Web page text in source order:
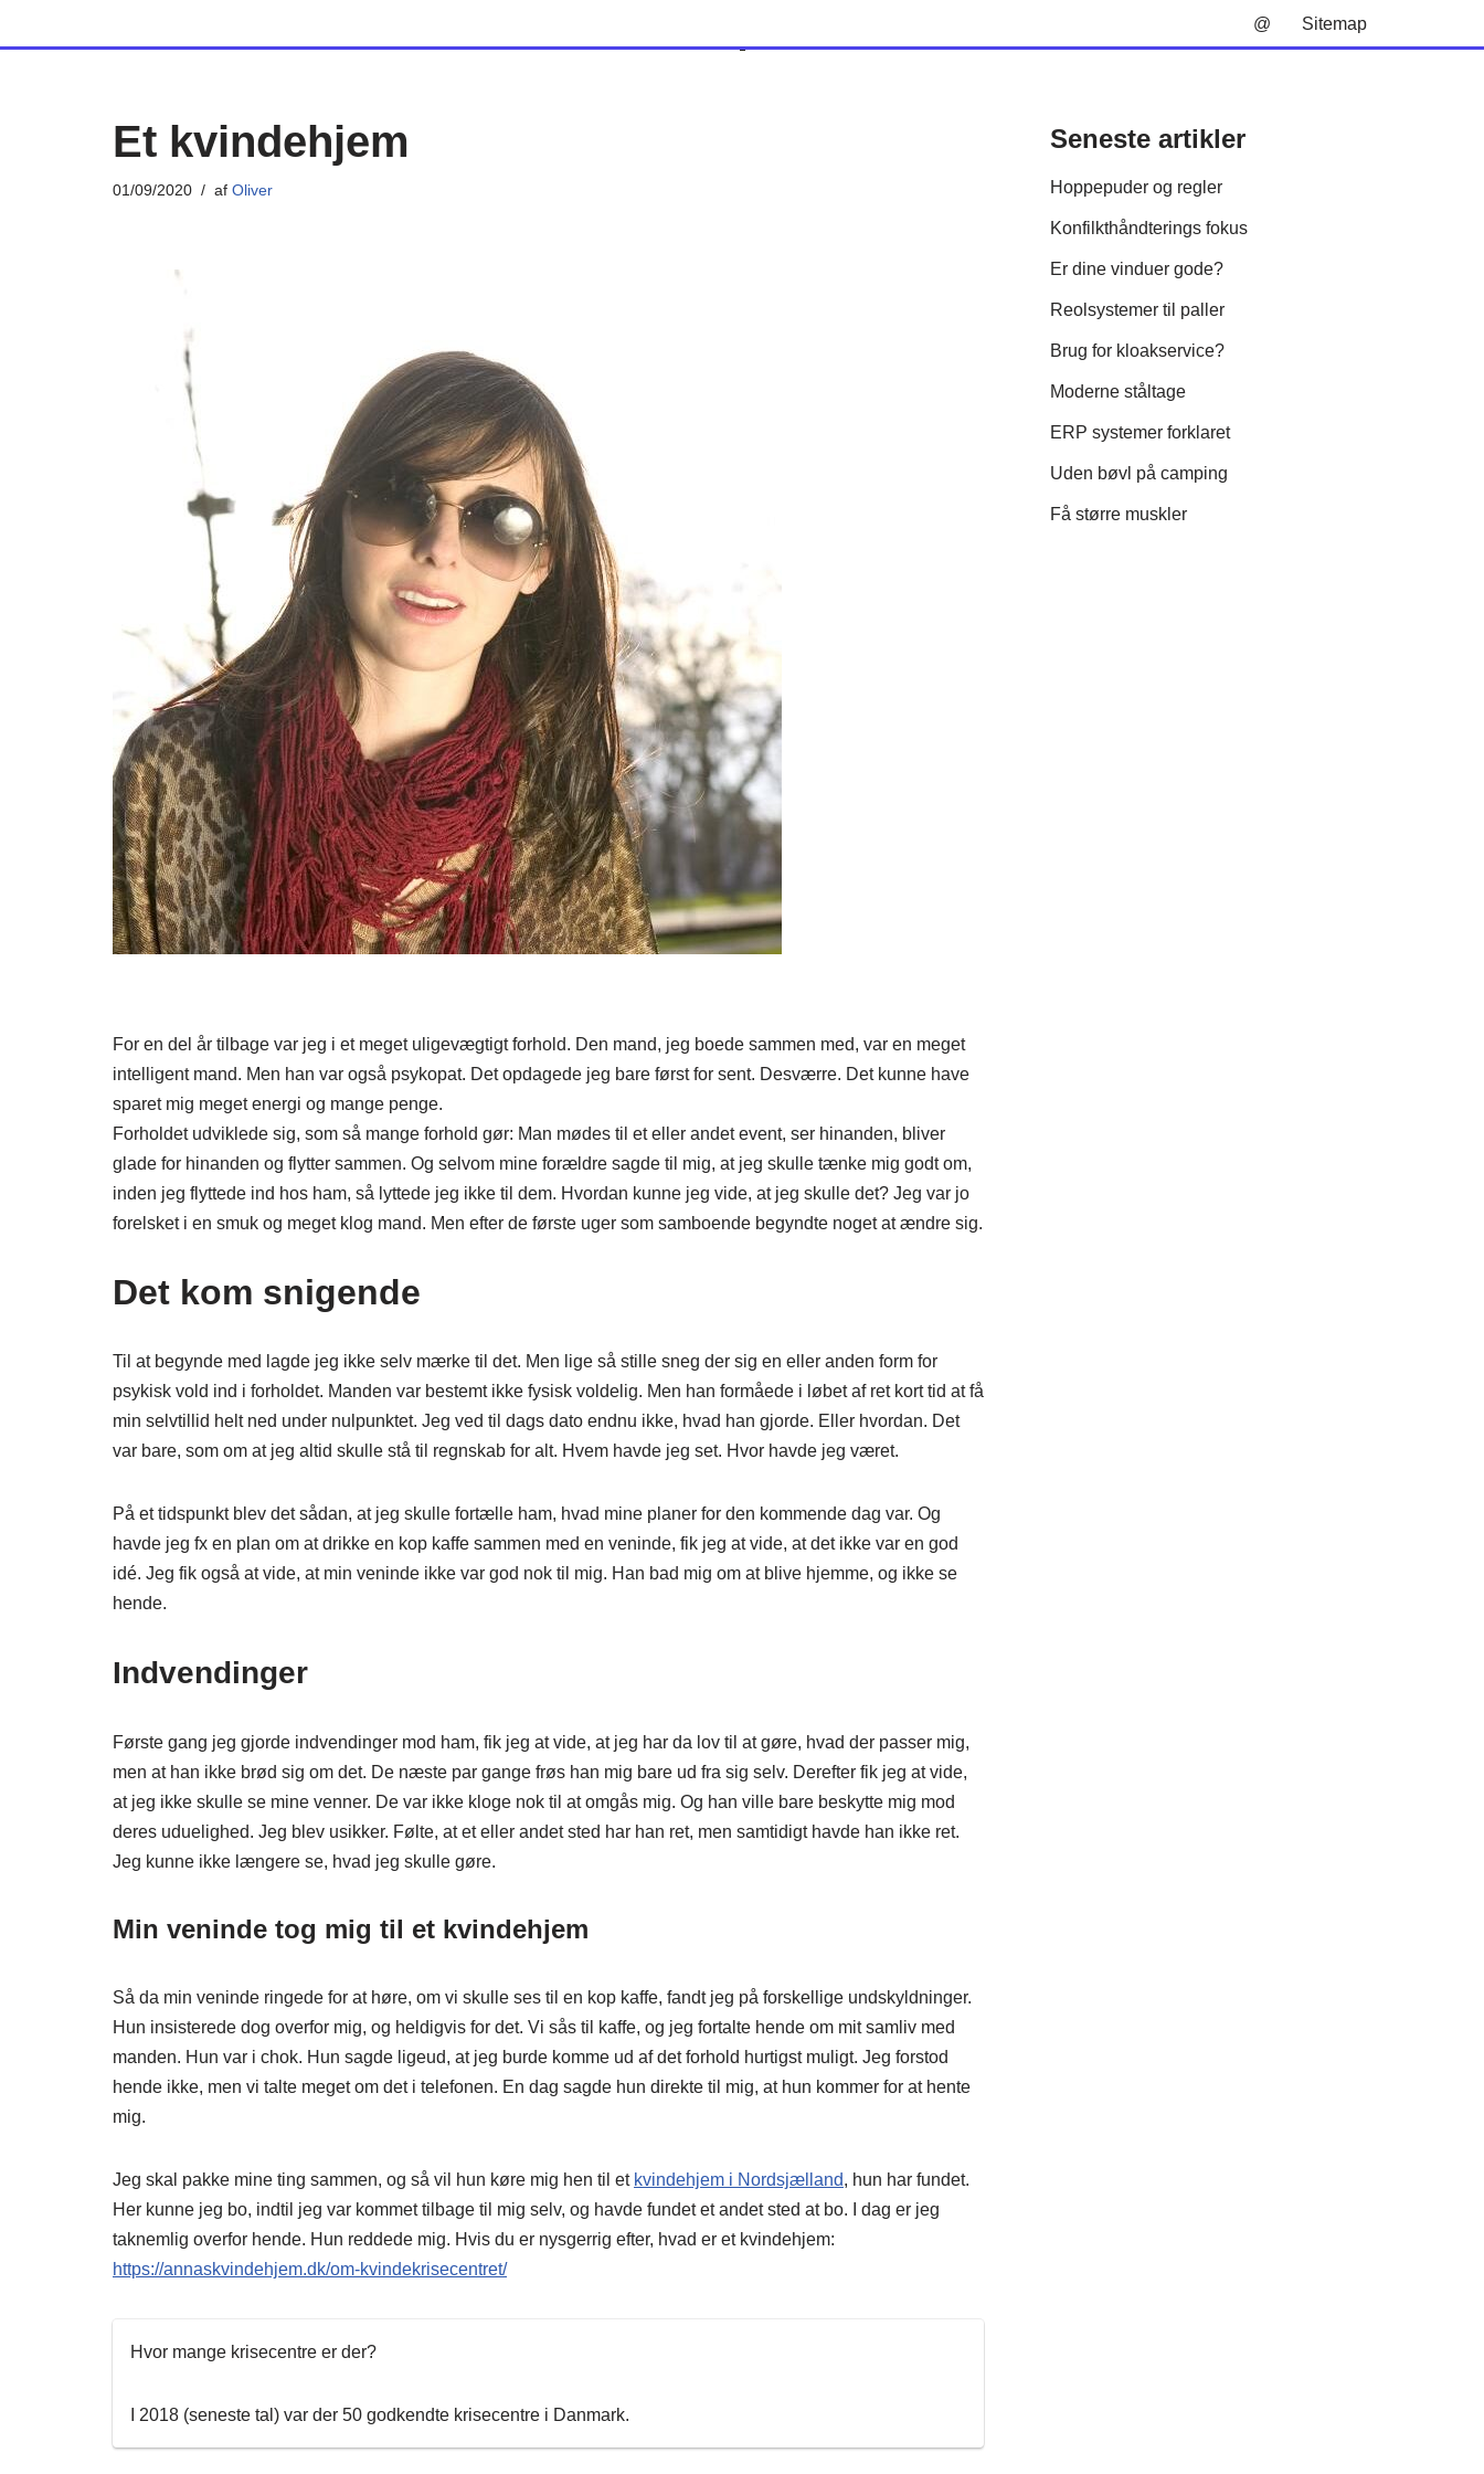
@ Sitemap
Et kvindehjem
01/09/2020 af Oliver
For en del år tilbage var jeg i et meget uligevægtigt forhold. Den mand, jeg boede sammen med, var en meget
intelligent mand. Men han var også psykopat. Det opdagede jeg bare først for sent. Desværre. Det kunne have
sparet mig meget energi og mange penge.
Forholdet udviklede sig, som så mange forhold gør: Man mødes til et eller andet event, ser hinanden, bliver
glade for hinanden og flytter sammen. Og selvom mine forældre sagde til mig, at jeg skulle tænke mig godt om,
inden jeg flyttede ind hos ham, så lyttede jeg ikke til dem. Hvordan kunne jeg vide, at jeg skulle det? Jeg var jo
forelsket i en smuk og meget klog mand. Men efter de første uger som samboende begyndte noget at ændre sig.
Det kom snigende
Til at begynde med lagde jeg ikke selv mærke til det. Men lige så stille sneg der sig en eller anden form for
psykisk vold ind i forholdet. Manden var bestemt ikke fysisk voldelig. Men han formåede i løbet af ret kort tid at få
min selvtillid helt ned under nulpunktet. Jeg ved til dags dato endnu ikke, hvad han gjorde. Eller hvordan. Det
var bare, som om at jeg altid skulle stå til regnskab for alt. Hvem havde jeg set. Hvor havde jeg været.
På et tidspunkt blev det sådan, at jeg skulle fortælle ham, hvad mine planer for den kommende dag var. Og
havde jeg fx en plan om at drikke en kop kaffe sammen med en veninde, fik jeg at vide, at det ikke var en god
idé. Jeg fik også at vide, at min veninde ikke var god nok til mig. Han bad mig om at blive hjemme, og ikke se
hende.
Indvendinger
Første gang jeg gjorde indvendinger mod ham, fik jeg at vide, at jeg har da lov til at gøre, hvad der passer mig,
men at han ikke brød sig om det. De næste par gange frøs han mig bare ud fra sig selv. Derefter fik jeg at vide,
at jeg ikke skulle se mine venner. De var ikke kloge nok til at omgås mig. Og han ville bare beskytte mig mod
deres uduelighed. Jeg blev usikker. Følte, at et eller andet sted har han ret, men samtidigt havde han ikke ret.
Jeg kunne ikke længere se, hvad jeg skulle gøre.
Min veninde tog mig til et kvindehjem
Så da min veninde ringede for at høre, om vi skulle ses til en kop kaffe, fandt jeg på forskellige undskyldninger.
Hun insisterede dog overfor mig, og heldigvis for det. Vi sås til kaffe, og jeg fortalte hende om mit samliv med
manden. Hun var i chok. Hun sagde ligeud, at jeg burde komme ud af det forhold hurtigst muligt. Jeg forstod
hende ikke, men vi talte meget om det i telefonen. En dag sagde hun direkte til mig, at hun kommer for at hente
mig.
Jeg skal pakke mine ting sammen, og så vil hun køre mig hen til et kvindehjem i Nordsjælland, hun har fundet.
Her kunne jeg bo, indtil jeg var kommet tilbage til mig selv, og havde fundet et andet sted at bo. I dag er jeg
taknemlig overfor hende. Hun reddede mig. Hvis du er nysgerrig efter, hvad er et kvindehjem:
https://annaskvindehjem.dk/om-kvindekrisecentret/
Hvor mange krisecentre er der?
I 2018 (seneste tal) var der 50 godkendte krisecentre i Danmark.
Seneste artikler
Hoppepuder og regler
Konfilkthåndterings fokus
Er dine vinduer gode?
Reolsystemer til paller
Brug for kloakservice?
Moderne ståltage
ERP systemer forklaret
Uden bøvl på camping
Få større muskler